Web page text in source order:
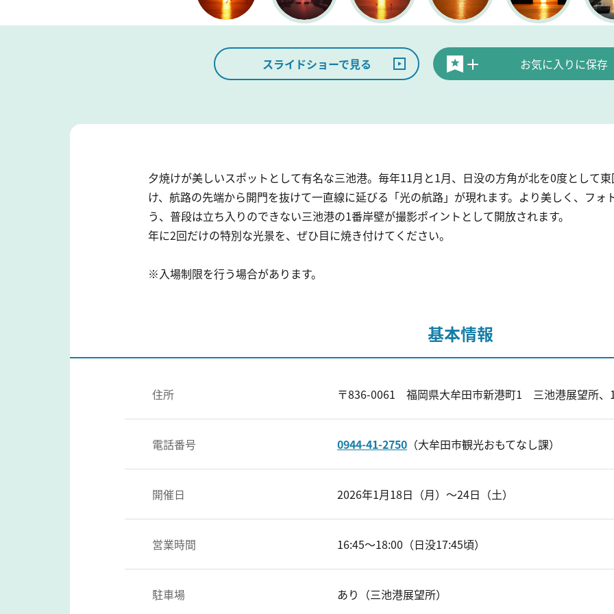
スライドショーで見る お気に入りに保存
夕焼けが美しいスポットとして有名な三池港。毎年11月と1月、日没の方角が北を0度として
け、航路の先端から開門を抜けて一直線に延びる「光の航路」が現れます。より美しく、フォ
う、普段は立ち入りのできない三池港の1番岸壁が撮影ポイントとして開放されます。
年に2回だけの特別な光景を、ぜひ目に焼き付けてください。
※入場制限を行う場合があります。
基本情報
住所 〒836-0061 福岡県大牟田市新港町1 三池港展望所、
電話番号 0944-41-2750 （大牟田市観光おもてなし課）
開催日 2026年1月18日（月）～24日（土）
営業時間 16:45～18:00（日没17:45頃）
駐車場 あり（三池港展望所）